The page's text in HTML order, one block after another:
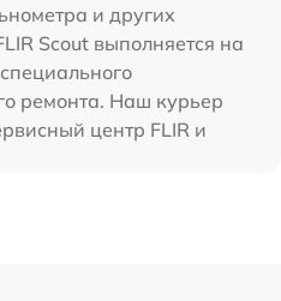
и других
Scout выполняется на
ремонта. Наш курьер
центр FLIR и